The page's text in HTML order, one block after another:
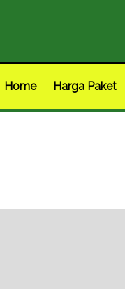
Home Harga Paket